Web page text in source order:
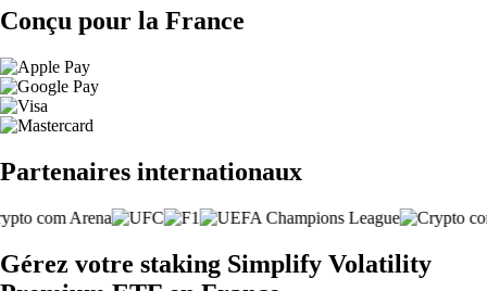
Conçu pour la France
Partenaires internationaux
Gérez votre staking Simplify Volatility